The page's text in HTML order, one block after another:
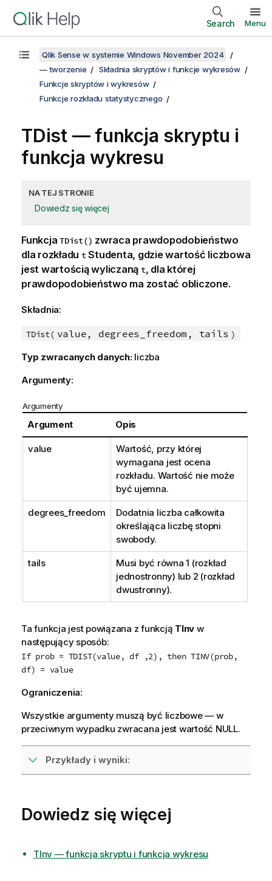
Search Menu
Qlik Sense w systemie Windows November 2024
— tworzenie
Składnia skryptów i funkcje wykresów
Funkcje skryptów i wykresów
Funkcje rozkładu statystycznego
TDist — funkcja skryptu i
funkcja wykresu
NA TEJ STRONIE
Dowiedz się więcej
Funkcja TDist() zwraca prawdopodobieństwo
dla rozkładu tStudenta, gdzie wartość liczbowa
jest wartością wyliczaną t, dla której
prawdopodobieństwo ma zostać obliczone.
Składnia:
TDist( value, degrees_freedom, tails )
Typ zwracanych danych: liczba
Argumenty:
Argumenty
Argument Opis
value
Wartość, przy której
wymagana jest ocena
rozkładu. Wartość nie może
być ujemna.
degrees_freedom
Dodatnia liczba całkowita
określająca liczbę stopni
swobody.
tails
Musi być równa 1 (rozkład
jednostronny) lub 2 (rozkład
dwustronny).
Ta funkcja jest powiązana z funkcją TInv w
następujący sposób:
If prob = TDIST(value, df ,2), then TINV(prob,
df) = value
Ograniczenia:
Wszystkie argumenty muszą być liczbowe — w
przeciwnym wypadku zwracana jest wartość NULL.
Przykłady i wyniki:
Dowiedz się więcej
TInv — funkcja skryptu i funkcja wykresu